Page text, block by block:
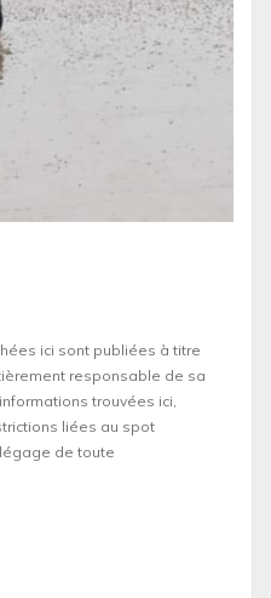
ici sont publiées à titre
responsable de sa
trouvées ici,
liées au spot
de toute